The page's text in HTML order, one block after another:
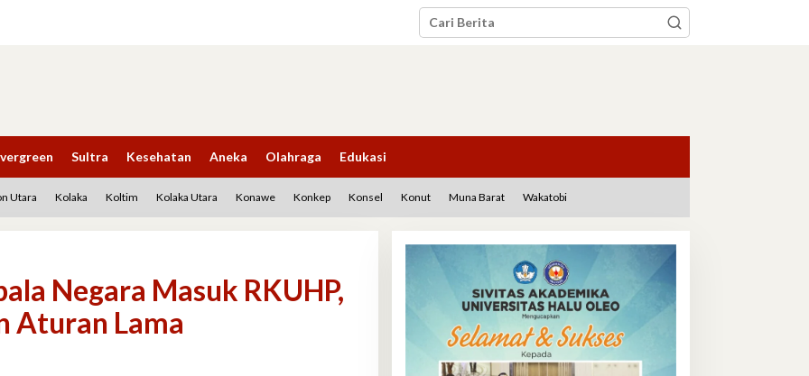
Sultra Kesehatan Aneka Olahraga Edukasi
Utara Kolaka Koltim Kolaka Utara Konawe Konkep Konsel Konut Muna Barat Wakatobi
Negara Masuk RKUHP,
Aturan Lama